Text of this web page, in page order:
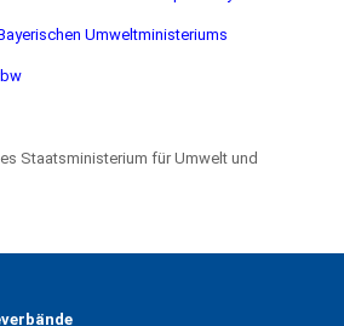
Umweltministeriums
Staatsministerium für Umwelt und